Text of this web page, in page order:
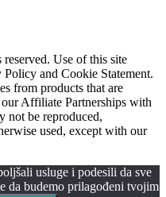
Use of this site
and Cookie Statement.
from products that are
Affiliate Partnerships with
not be reproduced,
used, except with our
usluge i podesili da sve
da budemo prilagođeni tvojim